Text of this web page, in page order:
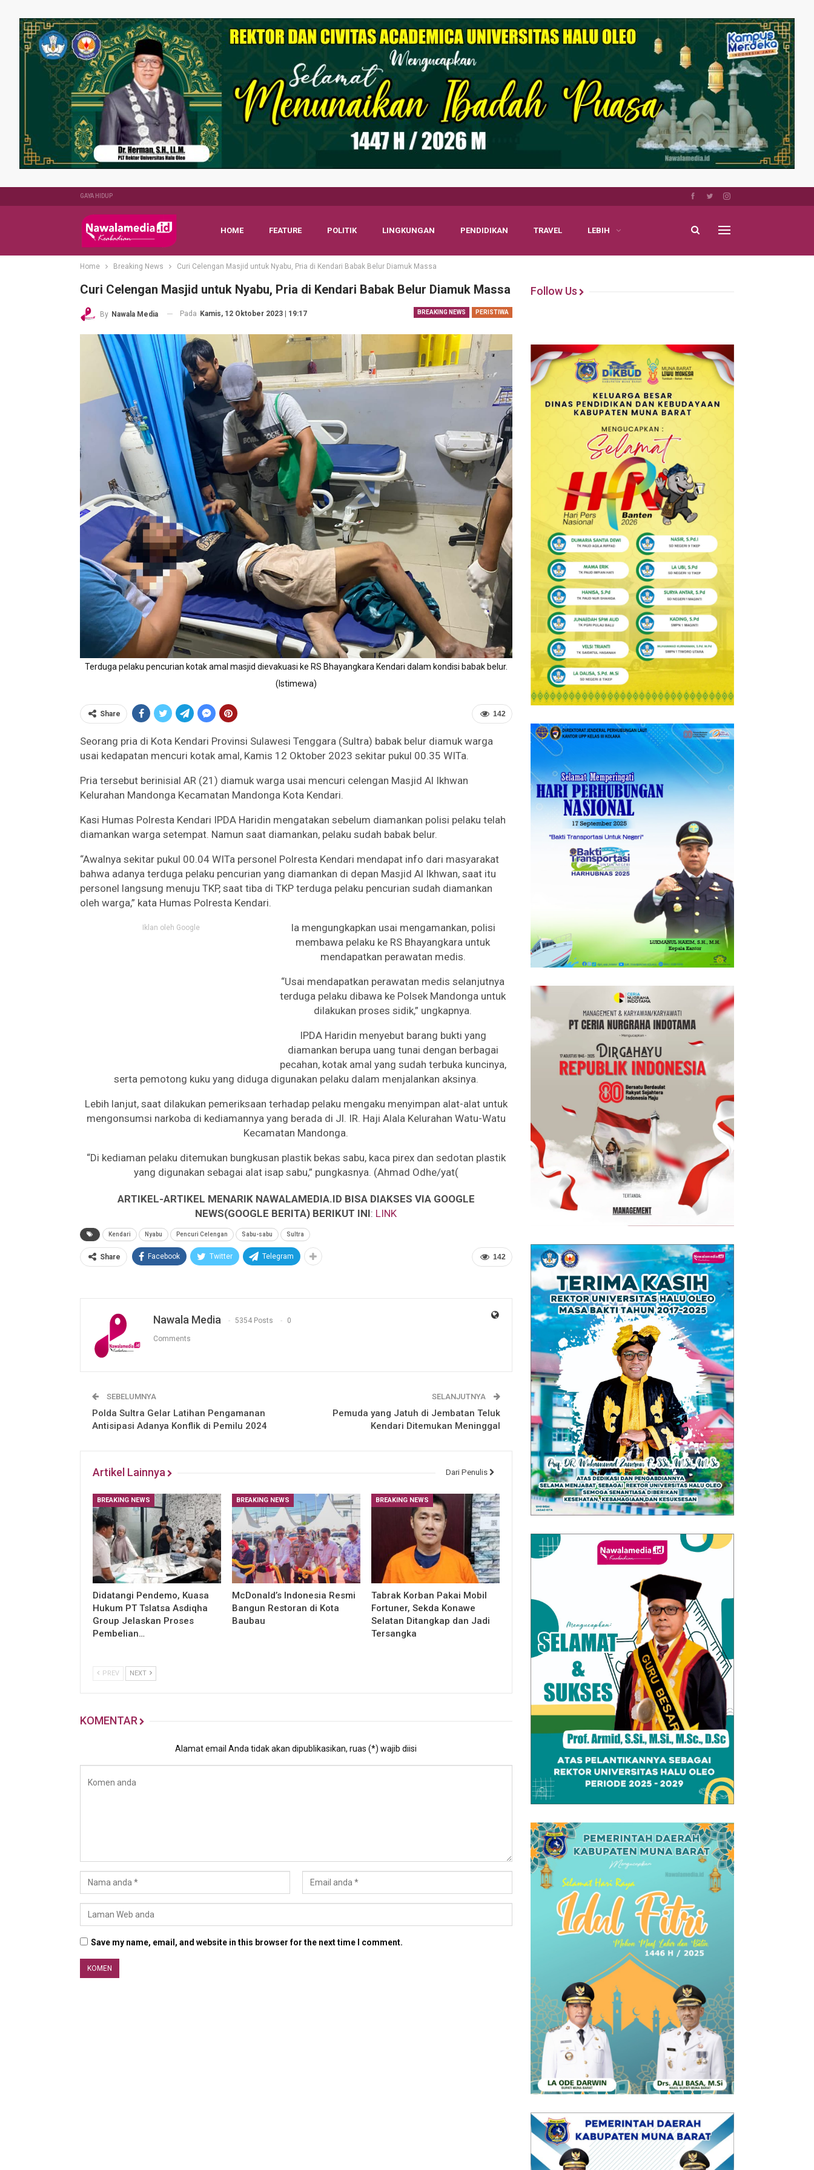
GAYA HIDUP
HOME FEATURE POLITIK LINGKUNGAN PENDIDIKAN TRAVEL LEBIH
Home Breaking News Curi Celengan Masjid untuk Nyabu, Pria di Kendari Babak Belur Diamuk Massa
Curi Celengan Masjid untuk Nyabu, Pria di Kendari Babak Belur Diamuk Massa
BREAKING NEWS PERISTIWA
By Nawala Media Pada Kamis, 12 Oktober 2023 | 19:17
Terduga pelaku pencurian kotak amal masjid dievakuasi ke RS Bhayangkara Kendari dalam kondisi babak belur.
(Istimewa)
142
Share
Seorang pria di Kota Kendari Provinsi Sulawesi Tenggara (Sultra) babak belur diamuk warga
usai kedapatan mencuri kotak amal, Kamis 12 Oktober 2023 sekitar pukul 00.35 WITa.
Pria tersebut berinisial AR (21) diamuk warga usai mencuri celengan Masjid Al Ikhwan
Kelurahan Mandonga Kecamatan Mandonga Kota Kendari.
Kasi Humas Polresta Kendari IPDA Haridin mengatakan sebelum diamankan polisi pelaku telah
diamankan warga setempat. Namun saat diamankan, pelaku sudah babak belur.
“Awalnya sekitar pukul 00.04 WITa personel Polresta Kendari mendapat info dari masyarakat
bahwa adanya terduga pelaku pencurian yang diamankan di depan Masjid Al Ikhwan, saat itu
personel langsung menuju TKP, saat tiba di TKP terduga pelaku pencurian sudah diamankan
oleh warga,” kata Humas Polresta Kendari.
Iklan oleh Google
Ia mengungkapkan usai mengamankan, polisi
membawa pelaku ke RS Bhayangkara untuk
mendapatkan perawatan medis.
“Usai mendapatkan perawatan medis selanjutnya
terduga pelaku dibawa ke Polsek Mandonga untuk
dilakukan proses sidik,” ungkapnya.
IPDA Haridin menyebut barang bukti yang
diamankan berupa uang tunai dengan berbagai
pecahan, kotak amal yang sudah terbuka kuncinya,
serta pemotong kuku yang diduga digunakan pelaku dalam menjalankan aksinya.
Lebih lanjut, saat dilakukan pemeriksaan terhadap pelaku mengaku menyimpan alat-alat untuk
mengonsumsi narkoba di kediamannya yang berada di Jl. IR. Haji Alala Kelurahan Watu-Watu
Kecamatan Mandonga.
“Di kediaman pelaku ditemukan bungkusan plastik bekas sabu, kaca pirex dan sedotan plastik
yang digunakan sebagai alat isap sabu,” pungkasnya. (Ahmad Odhe/yat(
ARTIKEL-ARTIKEL MENARIK NAWALAMEDIA.ID BISA DIAKSES VIA GOOGLE
NEWS(GOOGLE BERITA) BERIKUT INI: LINK
Kendari Nyabu Pencuri Celengan Sabu-sabu Sultra
142
Share Facebook Twitter Telegram
Nawala Media 5354 Posts 0
Comments
SEBELUMNYA
Polda Sultra Gelar Latihan Pengamanan
Antisipasi Adanya Konflik di Pemilu 2024
SELANJUTNYA
Pemuda yang Jatuh di Jembatan Teluk
Kendari Ditemukan Meninggal
Artikel Lainnya Dari Penulis
BREAKING NEWS
Didatangi Pendemo, Kuasa
Hukum PT Tslatsa Asdiqha
Group Jelaskan Proses
Pembelian…
BREAKING NEWS
McDonald’s Indonesia Resmi
Bangun Restoran di Kota
Baubau
BREAKING NEWS
Tabrak Korban Pakai Mobil
Fortuner, Sekda Konawe
Selatan Ditangkap dan Jadi
Tersangka
PREV NEXT
KOMENTAR
Alamat email Anda tidak akan dipublikasikan, ruas (*) wajib diisi
Save my name, email, and website in this browser for the next time I comment.
Follow Us